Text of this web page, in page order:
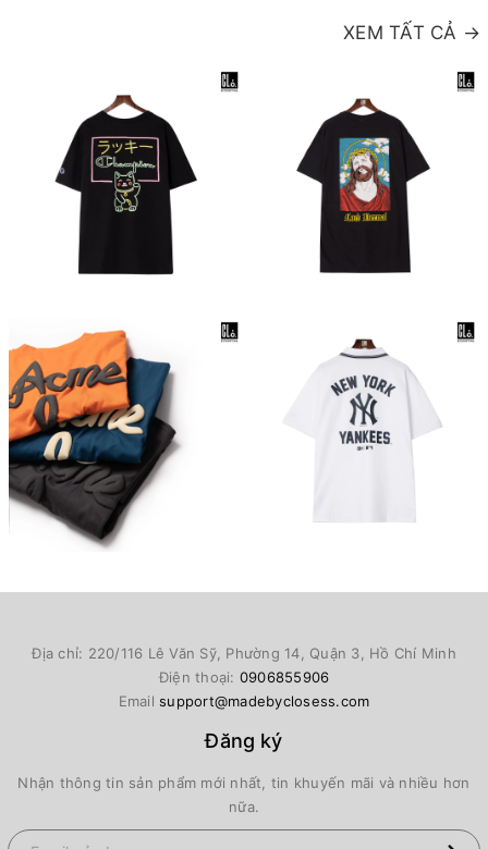
XEM TẤT CẢ →
Địa chỉ: 220/116 Lê Văn Sỹ, Phường 14, Quận 3, Hồ Chí Minh
Điện thoại: 0906855906
Emailsupport@madebyclosess.com
Đăng ký
Nhận thông tin sản phẩm mới nhất, tin khuyến mãi và nhiều hơn
nữa.